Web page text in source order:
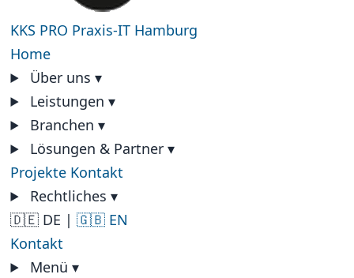
KKS PRO Praxis-IT Hamburg
Home
Über uns ▾
Leistungen ▾
Branchen ▾
Lösungen & Partner ▾
Projekte Kontakt
Rechtliches ▾
🇩🇪 DE | 🇬🇧 EN
Kontakt
Menü ▾